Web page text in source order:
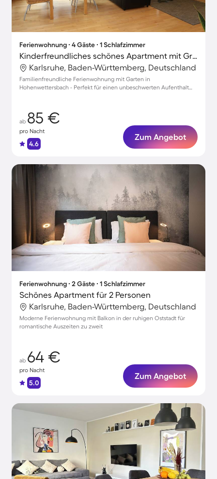
Ferienwohnung ∙ 4 Gäste ∙ 1 Schlafzimmer
Kinderfreundliches schönes Apartment mit Grill, Sauna und Terrasse | Naturblick | Hunde erlaubt
Karlsruhe, Baden-Württemberg, Deutschland
Familienfreundliche Ferienwohnung mit Garten in
Hohenwettersbach - Perfekt für einen unbeschwerten Aufenthalt
ab 85 €
pro Nacht
4.6
Zum Angebot
Ferienwohnung ∙ 2 Gäste ∙ 1 Schlafzimmer
Schönes Apartment für 2 Personen
Karlsruhe, Baden-Württemberg, Deutschland
Moderne Ferienwohnung mit Balkon in der ruhigen Oststadt für
romantische Auszeiten zu zweit
ab 64 €
pro Nacht
5.0
Zum Angebot